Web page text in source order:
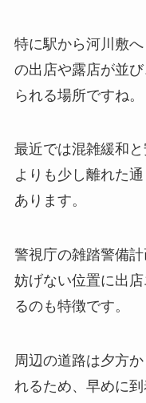
特に駅から河川敷
の出店や露店が並
られる場所ですね。
最近では混雑緩和
よりも少し離れた
あります。
警視庁の雑踏警備
妨げない位置に出
るのも特徴です。
周辺の道路は夕方
れるため、早めに